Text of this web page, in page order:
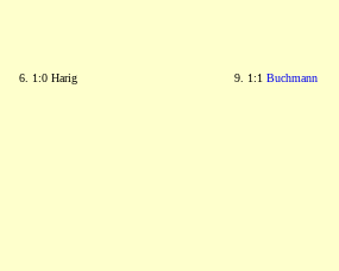
6. 1:0 Harig 9. 1:1 Buchmann